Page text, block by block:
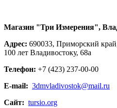
Магазин "Три Измерения",
Адрес: 690033, Приморский
100 лет Владивостоку, 68а
Телефон: +7 (423) 237-00-00
E-mail: 3dmvladivostok@mail.ru
Сайт: tursio.org